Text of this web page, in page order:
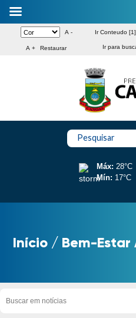
A -
A + Restaurar
Ir Conteudo [1]
Ir para
Pesquisar
Máx: 28°C
Mín: 17°C
Início / Bem-Estar